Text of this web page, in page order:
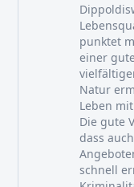
punktet
einer
Natur
Leben
Die gute
dass
schnell